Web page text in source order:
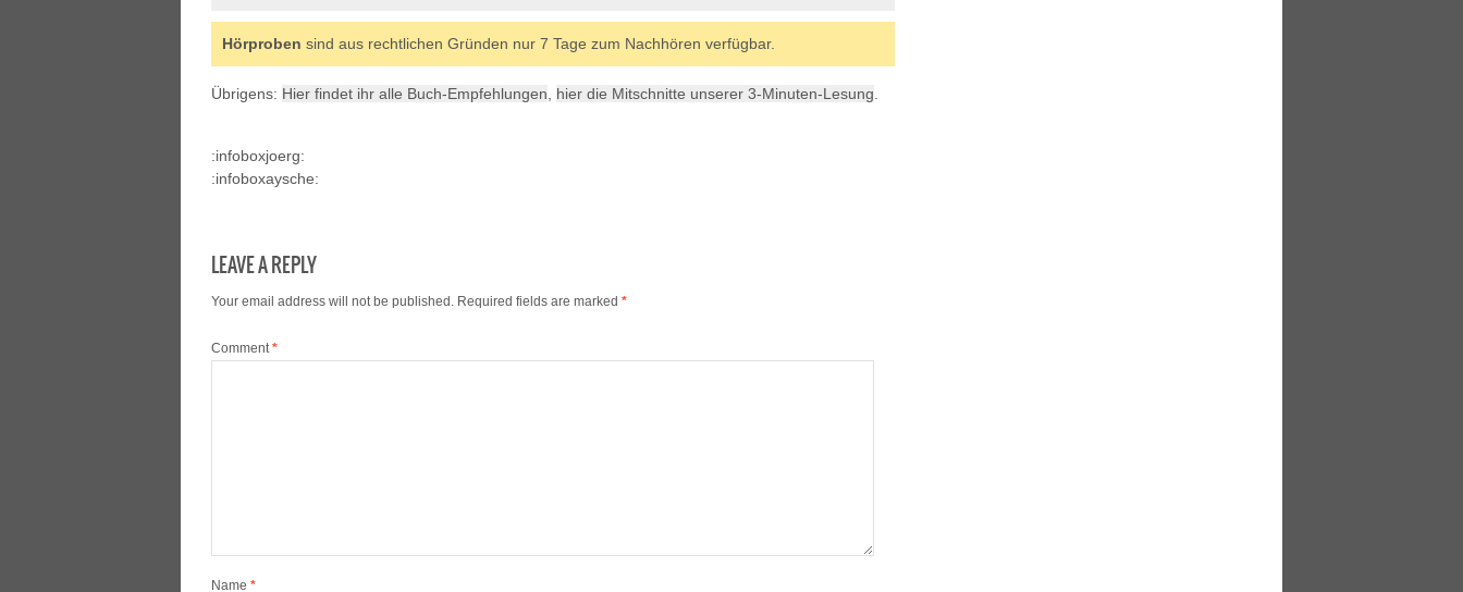
Hörproben sind aus rechtlichen Gründen nur 7 Tage zum Nachhören verfügbar.
Übrigens: Hier findet ihr alle Buch-Empfehlungen hier die Mitschnitte unserer 3-Minuten-Lesung
:infoboxjoerg:
:infoboxaysche:
LEAVE A REPLY
Your email address will not be published. Required fields are marked *
Comment*
Name *